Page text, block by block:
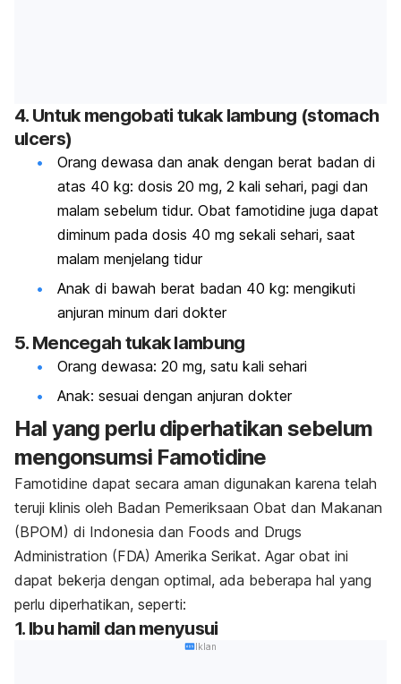
4. Untuk mengobati tukak lambung (stomach
ulcers)
Orang dewasa dan anak dengan berat badan di
atas 40 kg: dosis 20 mg, 2 kali sehari, pagi dan
malam sebelum tidur. Obat famotidine juga dapat
diminum pada dosis 40 mg sekali sehari, saat
malam menjelang tidur
Anak di bawah berat badan 40 kg: mengikuti
anjuran minum dari dokter
5. Mencegah tukak lambung
Orang dewasa: 20 mg, satu kali sehari
Anak: sesuai dengan anjuran dokter
Hal yang perlu diperhatikan sebelum
mengonsumsi Famotidine
Famotidine dapat secara aman digunakan karena telah
teruji klinis oleh Badan Pemeriksaan Obat dan Makanan
(BPOM) di Indonesia dan Foods and Drugs
Administration (FDA) Amerika Serikat. Agar obat ini
dapat bekerja dengan optimal, ada beberapa hal yang
perlu diperhatikan, seperti:
1. Ibu hamil dan menyusui
Iklan